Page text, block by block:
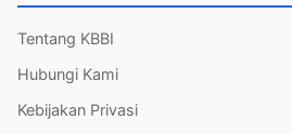
Tentang KBBI
Hubungi Kami
Kebijakan Privasi